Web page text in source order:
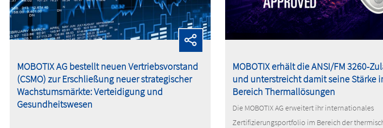
MOBOTIX AG bestellt neuen Vertriebsvorstand
(CSMO) zur Erschließung neuer strategischer
Wachstumsmärkte: Verteidigung und
Gesundheitswesen
MOBOTIX erhält die ANSI/FM 3260-
und unterstreicht damit seine Stärke
Bereich Thermallösungen
Die MOBOTIX AG erweitert ihr internationales
Zertifizierungsportfolio im Bereich der